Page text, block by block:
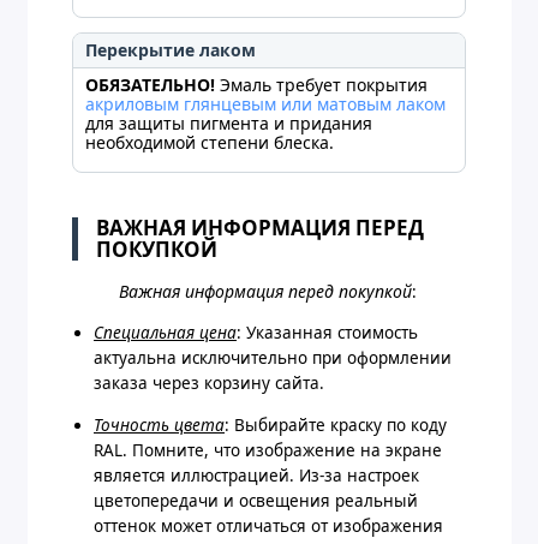
Перекрытие лаком
ОБЯЗАТЕЛЬНО! Эмаль требует покрытия
акриловым глянцевым или матовым лаком
для защиты пигмента и придания
необходимой степени блеска.
ВАЖНАЯ ИНФОРМАЦИЯ ПЕРЕД
ПОКУПКОЙ
Важная информация перед покупкой:
Специальная цена: Указанная стоимость
актуальна исключительно при оформлении
заказа через корзину сайта.
Точность цвета: Выбирайте краску по коду
RAL. Помните, что изображение на экране
является иллюстрацией. Из-за настроек
цветопередачи и освещения реальный
оттенок может отличаться от изображения